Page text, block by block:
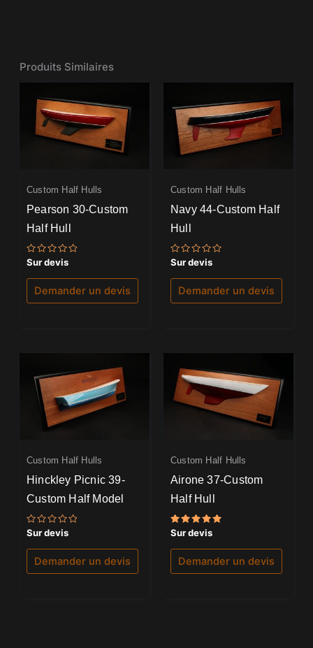
Produits Similaires
Custom Half Hulls
Pearson 30-Custom
Half Hull
Note
0
sur
Sur devis
Demander un devis
Custom Half Hulls
Navy 44-Custom Half
Hull
Note
0
sur
Sur devis
Demander un devis
Custom Half Hulls
Hinckley Picnic 39-
Custom Half Model
Note
0
sur
Sur devis
Demander un devis
Custom Half Hulls
Airone 37-Custom
Half Hull
Note
5.00
sur 5
Sur devis
Demander un devis